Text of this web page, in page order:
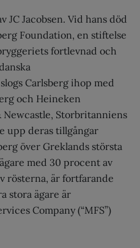
JC Jacobsen. Vid hans död
Foundation, en stiftelse
fortlevnad och
Carlsberg ihop med
och Heineken
Storbritanniens
upp deras tillgångar
över Greklands största
med 30 procent av
rösterna, är fortfarande
stora ägare är
Company (“MFS”)